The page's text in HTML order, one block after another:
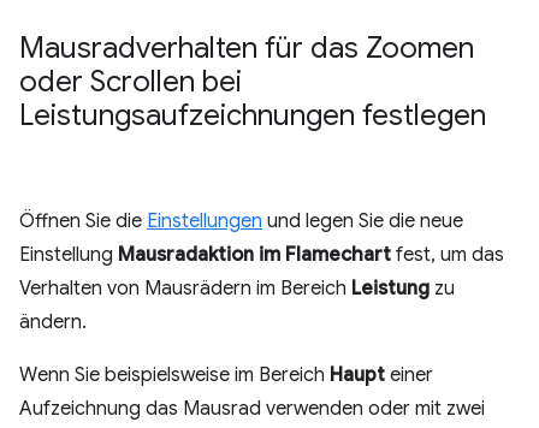
Mausradverhalten für das Zoomen
oder Scrollen bei
Leistungsaufzeichnungen festlegen
Öffnen Sie die Einstellungen und legen Sie die neue
Einstellung Mausradaktion im Flamechart fest, um das
Verhalten von Mausrädern im Bereich Leistung zu
ändern.
Wenn Sie beispielsweise im Bereich Haupt einer
Aufzeichnung das Mausrad verwenden oder mit zwei